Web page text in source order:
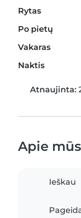
Rytas
Po pietų
Vakaras
Naktis
Atnaujinta:
Apie
Ieškau